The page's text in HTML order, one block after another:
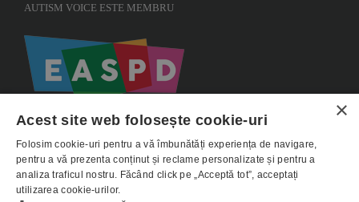
AUTISM VOICE ESTE MEMBRU
Copyright 2015 AUTISMVOICE |
×
Acest site web folosește cookie-uri
Folosim cookie-uri pentru a vă îmbunătăți experiența de navigare,
pentru a vă prezenta conținut și reclame personalizate și pentru a
analiza traficul nostru. Făcând click pe „Acceptă tot”, acceptați
utilizarea cookie-urilor.